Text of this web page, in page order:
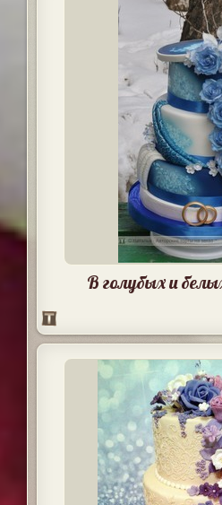
В голубых и